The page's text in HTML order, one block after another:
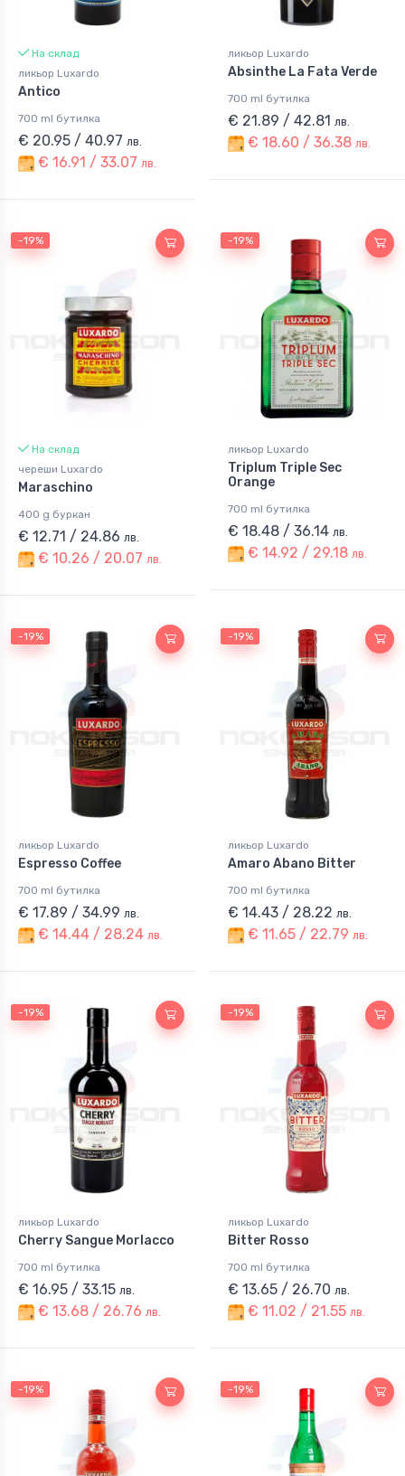
На склад
ликьор Luxardo
Antico
700 ml бутилка
€ 20.95 / 40.97 лв.
€ 16.91 / 33.07 лв.
ликьор Luxardo
Absinthe La Fata Verde
700 ml бутилка
€ 21.89 / 42.81 лв.
€ 18.60 / 36.38 лв.
-19%
На склад
череши Luxardo
Maraschino
400 g буркан
€ 12.71 / 24.86 лв.
€ 10.26 / 20.07 лв.
-19%
ликьор Luxardo
Triplum Triple Sec
Orange
700 ml бутилка
€ 18.48 / 36.14 лв.
€ 14.92 / 29.18 лв.
-19%
ликьор Luxardo
Espresso Coffee
700 ml бутилка
€ 17.89 / 34.99 лв.
€ 14.44 / 28.24 лв.
-19%
ликьор Luxardo
Amaro Abano Bitter
700 ml бутилка
€ 14.43 / 28.22 лв.
€ 11.65 / 22.79 лв.
-19%
ликьор Luxardo
Cherry Sangue Morlacco
700 ml бутилка
€ 16.95 / 33.15 лв.
€ 13.68 / 26.76 лв.
-19%
ликьор Luxardo
Bitter Rosso
700 ml бутилка
€ 13.65 / 26.70 лв.
€ 11.02 / 21.55 лв.
-19% -19%